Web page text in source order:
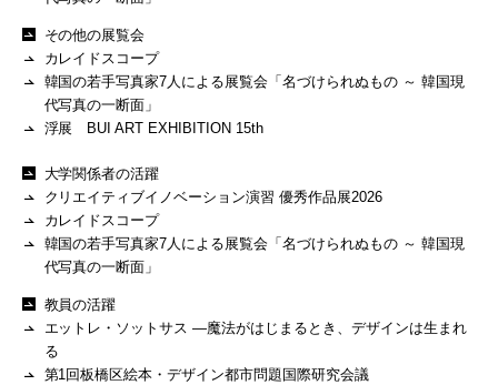
その他の展覧会
カレイドスコープ
韓国の若手写真家7人による展覧会「名づけられぬもの ～ 韓国現
代写真の一断面」
浮展 BUI ART EXHIBITION 15th
大学関係者の活躍
クリエイティブイノベーション演習 優秀作品展2026
カレイドスコープ
韓国の若手写真家7人による展覧会「名づけられぬもの ～ 韓国現
代写真の一断面」
教員の活躍
エットレ・ソットサス —魔法がはじまるとき、デザインは生まれ
る
第1回板橋区絵本・デザイン都市問題国際研究会議